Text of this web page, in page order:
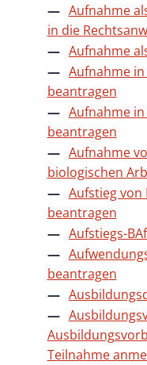
Aufnahme
in die
Aufnahme
Aufnahme
beantragen
Aufnahme
beantragen
Aufnahme
biologischen
Aufstieg
beantragen
Aufstiegs-
beantragen
Teilnahme